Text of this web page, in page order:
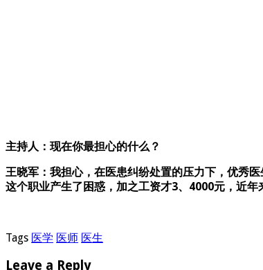
主持人：现在你最担心的什么？
王晓军：我担心，在医患纠纷处置的压力下，优秀
这个职业产生了困惑，加之工资才3、4000元，近
Tags 医学 医师 医生
Leave a Reply